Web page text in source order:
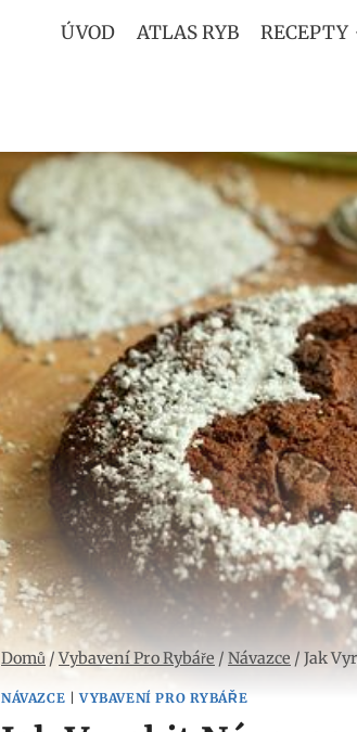
ÚVOD ATLAS RYB RECEPTY
Domů / Vybavení Pro Rybáře / Návazce / Jak
NÁVAZCE |VYBAVENÍ PRO RYBÁŘE